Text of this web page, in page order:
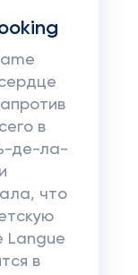
в
де-ла-
что
Langue
в